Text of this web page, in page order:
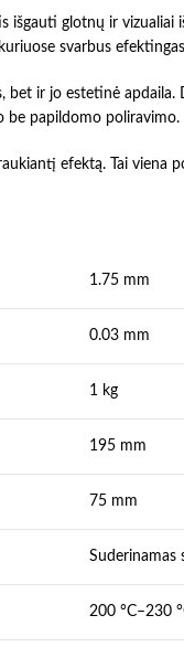
išgauti glotnų ir
svarbus
ir jo estetinė
be papildomo poliravimo.
efektą. Tai
1.75 mm
0.03 mm
1 kg
195 mm
75 mm
Suderinamas
200 °C–230